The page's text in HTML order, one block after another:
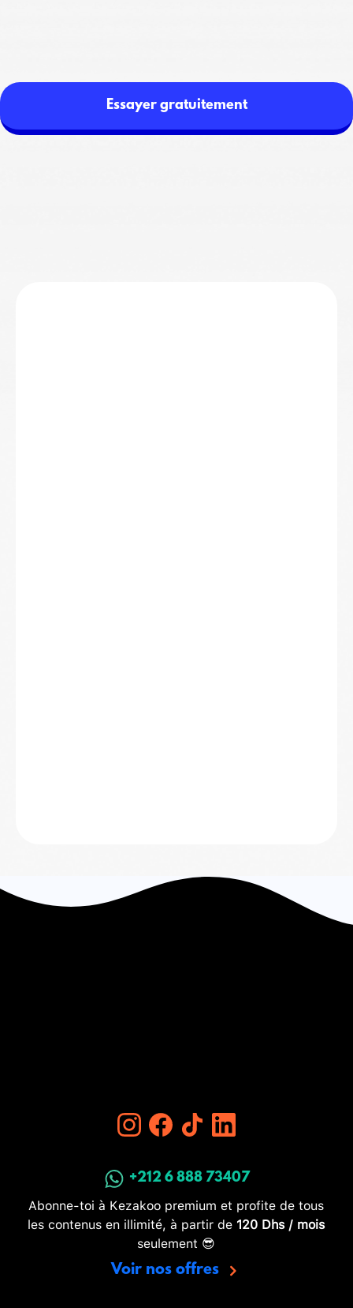
Essayer gratuitement
+212 6 888 73407
Abonne-toi à Kezakoo premium et profite de tous
les contenus en illimité, à partir de 120 Dhs / mois
seulement 😎
Voir nos offres